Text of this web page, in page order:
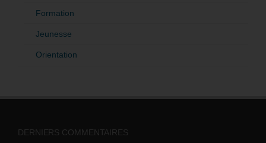
Formation
Jeunesse
Orientation
DERNIERS COMMENTAIRES